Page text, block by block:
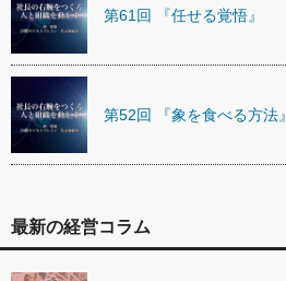
第61回 『任せる覚悟』
第52回 『象を食べる方法』
最新の経営コラム